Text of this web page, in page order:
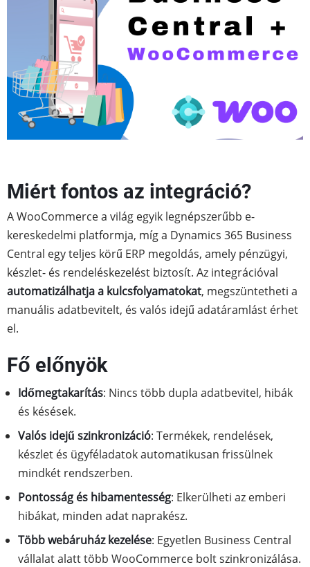
Miért fontos az integráció?
A WooCommerce a világ egyik legnépszerűbb e-
kereskedelmi platformja, míg a Dynamics 365 Business
Central egy teljes körű ERP megoldás, amely pénzügyi,
készlet- és rendeléskezelést biztosít. Az integrációval
automatizálhatja a kulcsfolyamatokat, megszüntetheti a
manuális adatbevitelt, és valós idejű adatáramlást érhet
el.
Fő előnyök
Időmegtakarítás: Nincs több dupla adatbevitel, hibák
és késések.
Valós idejű szinkronizáció: Termékek, rendelések,
készlet és ügyféladatok automatikusan frissülnek
mindkét rendszerben.
Pontosság és hibamentesség: Elkerülheti az emberi
hibákat, minden adat naprakész.
Több webáruház kezelése: Egyetlen Business Central
vállalat alatt több WooCommerce bolt szinkronizálása.